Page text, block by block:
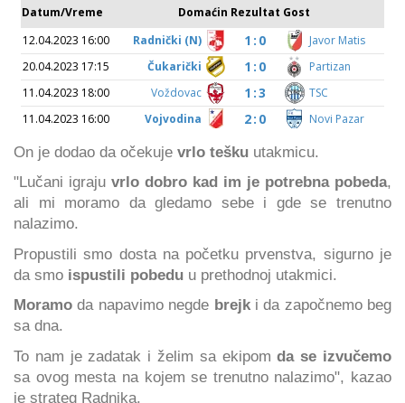
On je dodao da očekuje vrlo tešku utakmicu.
"Lučani igraju vrlo dobro kad im je potrebna pobeda,
ali mi moramo da gledamo sebe i gde se trenutno
nalazimo.
Propustili smo dosta na početku prvenstva, sigurno je
da smo ispustili pobedu u prethodnoj utakmici.
Moramo da napavimo negde brejk i da započnemo beg
sa dna.
To nam je zadatak i želim sa ekipomda se izvučemo
sa ovog mesta na kojem se trenutno nalazimo", kazao
je strateg Radnika.